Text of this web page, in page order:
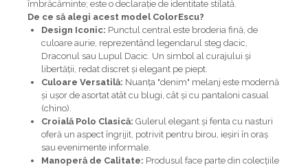
îmbrăcăminte; este o declarație de identitate stilată.
De ce să alegi acest model ColorEscu?
Design Iconic: Punctul central este broderia fină, de
culoare aurie, reprezentând legendarul steg dacic,
Draconul sau Lupul Dacic. Un simbol al curajului și
libertății, redat discret și elegant pe piept.
Culoare Versatilă: Nuanța "denim" melanj este modernă
și ușor de asortat atât cu blugi, cât și cu pantaloni casual
(chino).
Croială Polo Clasică: Gulerul elegant și fenta cu nasturi
oferă un aspect îngrijit, potrivit pentru birou, ieșiri în oraș
sau evenimente informale.
Manoperă de Calitate: Produsul face parte din colecțiile